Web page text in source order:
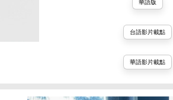
華語版
台語影片載點
華語影片載點